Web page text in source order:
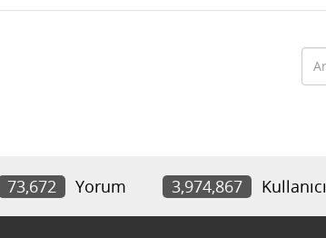
73,672 Yorum 3,974,867 Kullanıcı